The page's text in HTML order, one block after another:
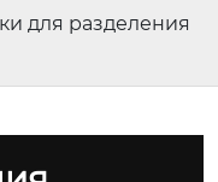
для разделения